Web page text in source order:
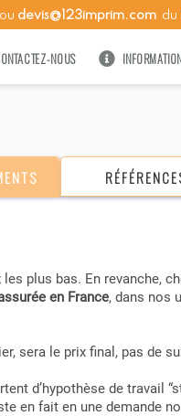
ou devis@123imprim.com du
NOUS
plus bas. En revanche,
en France, dans nos
sera le prix final, pas de
d’hypothèse de travail
en fait en une demande